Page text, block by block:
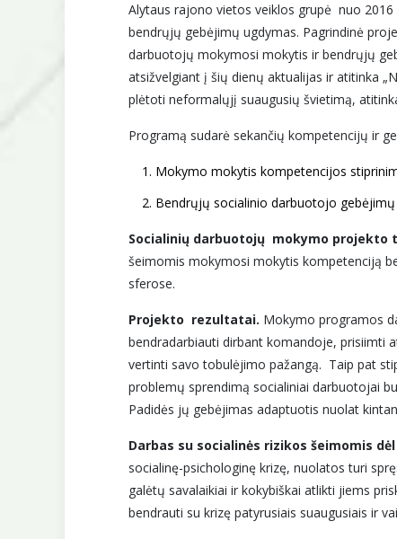
Alytaus rajono vietos veiklos grupė nuo
bendrųjų gebėjimų ugdymas. Pagrindinė
darbuotojų mokymosi mokytis ir bendrųjų
atsižvelgiant į šių dienų aktualijas ir atitinka
plėtoti neformalųjį suaugusių švietimą,
Programą sudarė sekančių kompetencijų ir
Mokymo mokytis kompetencijos
Bendrųjų socialinio darbuotojo gebėjimų
Socialinių darbuotojų mokymo projekto
šeimomis mokymosi mokytis kompetenciją
sferose.
Projekto rezultatai. Mokymo programos
bendradarbiauti dirbant komandoje, prisiimti
vertinti savo tobulėjimo pažangą. Taip pat
problemų sprendimą socialiniai darbuotojai
Padidės jų gebėjimas adaptuotis nuolat
Darbas su socialinės rizikos šeimomis
socialinę-psichologinę krizę, nuolatos turi
galėtų savalaikiai ir kokybiškai atlikti jiems
bendrauti su krizę patyrusiais suaugusiais ir